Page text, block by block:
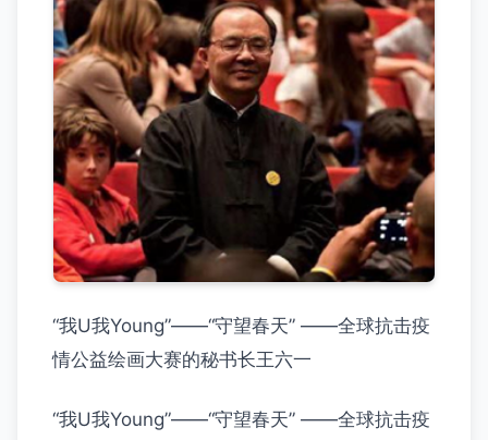
“我U我Young”——“守望春天” ——全球抗击疫
情公益绘画大赛的秘书长王六一
“我U我Young”——“守望春天” ——全球抗击疫